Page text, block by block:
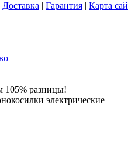
Доставка | Гарантия | Карта
105% разницы!
электрические